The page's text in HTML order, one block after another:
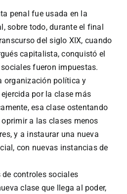
penal fue usada en la
sobre todo, durante el final
del siglo XIX, cuando
capitalista, conquistó el
fueron impuestas.
organización política y
por la clase más
esa clase ostentando
a las clases menos
y a instaurar una nueva
con nuevas instancias de
controles sociales
clase que llega al poder,